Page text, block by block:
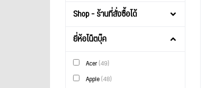
Shop - ร้านที่สั่งซื้อได้
ยี่ห้อโน็ตบุ๊ค
Acer(49)
Apple(48)